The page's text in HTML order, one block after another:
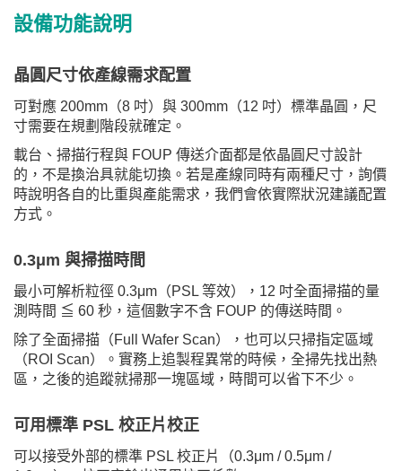
設備功能說明
晶圓尺寸依產線需求配置
可對應 200mm（8 吋）與 300mm（12 吋）標準晶圓，尺
寸需要在規劃階段就確定。
載台、掃描行程與 FOUP 傳送介面都是依晶圓尺寸設計
的，不是換治具就能切換。若是產線同時有兩種尺寸，詢價
時說明各自的比重與產能需求，我們會依實際狀況建議配置
方式。
0.3μm 與掃描時間
最小可解析粒徑 0.3μm（PSL 等效），12 吋全面掃描的量
測時間 ≦ 60 秒，這個數字不含 FOUP 的傳送時間。
除了全面掃描（Full Wafer Scan），也可以只掃指定區域
（ROI Scan）。實務上追製程異常的時候，全掃先找出熱
區，之後的追蹤就掃那一塊區域，時間可以省下不少。
可用標準 PSL 校正片校正
可以接受外部的標準 PSL 校正片（0.3μm / 0.5μm /